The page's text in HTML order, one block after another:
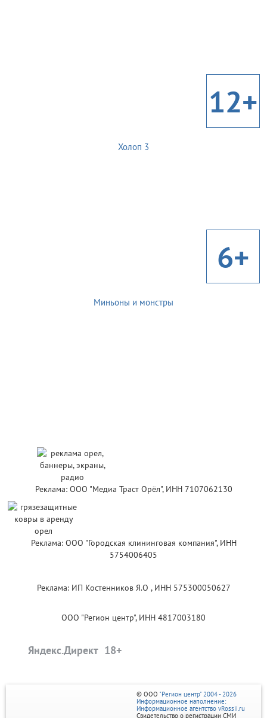
12+
Холоп 3
6+
Миньоны и монстры
Реклама: ООО "Медиа Траст Орёл", ИНН 7107062130
Реклама: ООО "Городская клининговая компания", ИНН
5754006405
Реклама: ИП Костенников Я.О , ИНН 575300050627
ООО "Регион центр", ИНН 4817003180
Яндекс.Директ
© ООО "Регион центр" 2004 - 2026
Информационное наполнение:
Информационное агентство vRossii.ru
Свидетельство о регистрации СМИ